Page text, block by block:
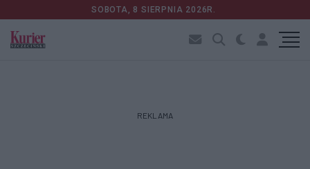
SOBOTA, 8 SIERPNIA 2026R.
REKLAMA